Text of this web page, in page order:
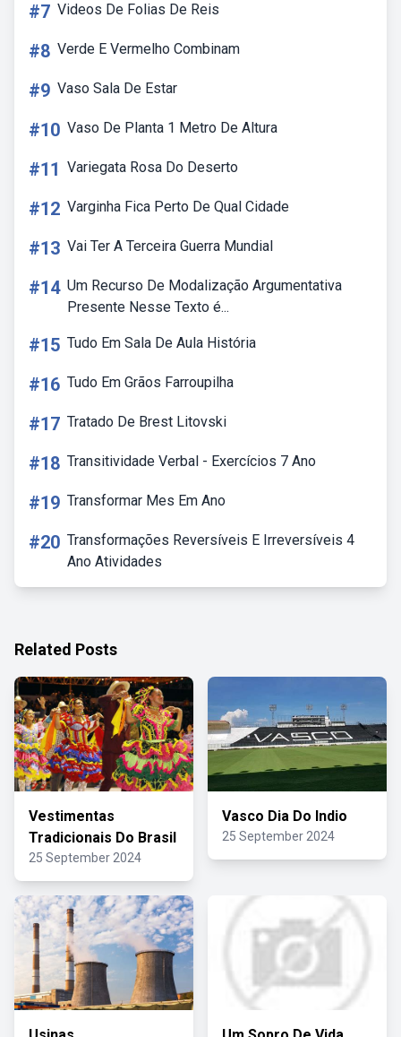
#7 Videos De Folias De Reis
#8 Verde E Vermelho Combinam
#9 Vaso Sala De Estar
#10 Vaso De Planta 1 Metro De Altura
#11 Variegata Rosa Do Deserto
#12 Varginha Fica Perto De Qual Cidade
#13 Vai Ter A Terceira Guerra Mundial
#14 Um Recurso De Modalização Argumentativa
Presente Nesse Texto é...
#15 Tudo Em Sala De Aula História
#16 Tudo Em Grãos Farroupilha
#17 Tratado De Brest Litovski
#18 Transitividade Verbal - Exercícios 7 Ano
#19 Transformar Mes Em Ano
#20 Transformações Reversíveis E Irreversíveis 4
Ano Atividades
Related Posts
Vestimentas
Tradicionais Do Brasil
25 September 2024
Vasco Dia Do Indio
25 September 2024